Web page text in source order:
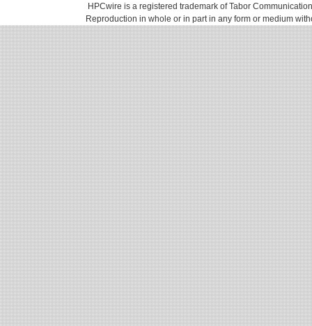
HPCwire is a registered trademark of Tabor
Reproduction in whole or in part in any form or medium